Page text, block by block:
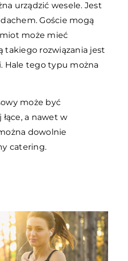
urządzić wesele. Jest
Goście mogą
może mieć
takiego rozwiązania jest
Hale tego typu można
może być
a nawet w
dowolnie
catering.